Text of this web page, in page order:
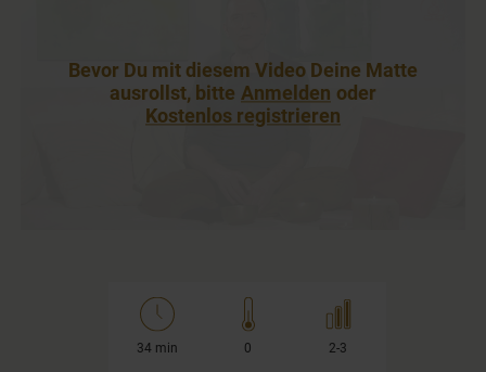
Bevor Du mit diesem Video Deine Matte
ausrollst, bitte Anmelden oder
Kostenlos registrieren
34 min 0 2-3